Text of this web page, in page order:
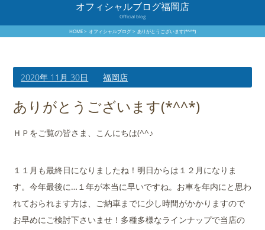
保証について
買取査定のご案内
店舗案内
会社概要
オフィシャルブログ福岡店
Official blog
HOME オフィシャルブログ ありがとうございます(*^^*)
2020年 11月 30日 福岡店
ありがとうございます(*^^*)
ＨＰをご覧の皆さま、こんにちは(^^♪
１１月も最終日になりましたね！明日からは１２月になりま
す。今年最後に…１年が本当に早いですね。お車を年内にと思わ
れておられます方は、ご納車までに少し時間がかかりますので
お早めにご検討下さいませ！多種多様なラインナップで当店の